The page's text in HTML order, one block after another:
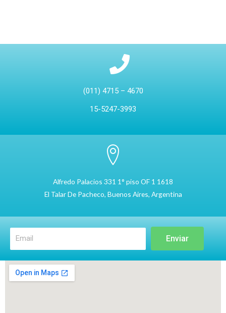
(011) 4715 – 4670
15-5247-3993
Alfredo Palacios 331 1° piso OF 1 1618
El Talar De Pacheco, Buenos Aires, Argentina
Enviar